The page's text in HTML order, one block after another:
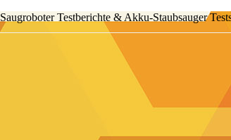
Saugroboter Testberichte & Akku-Staubsauger